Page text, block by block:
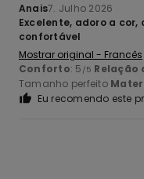
Anais7. Julho 2026
Excelente, adoro a
confortável
Mostrar original - Francês
Conforto: 5 /5 Relação
Tamanho perfeito
Eu recomendo este